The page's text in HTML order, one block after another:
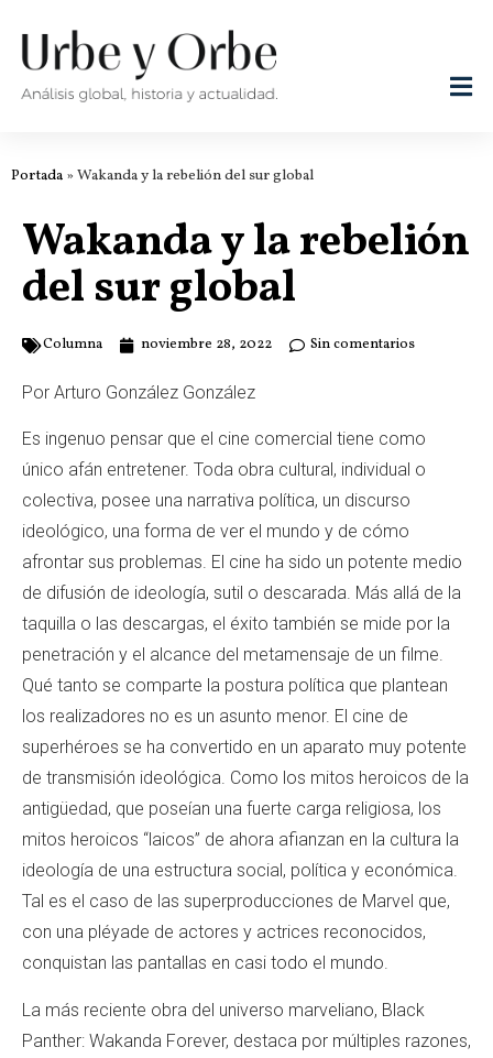
Portada » Wakanda y la rebelión del sur global
Wakanda y la rebelión
del sur global
Columna noviembre 28, 2022 Sin comentarios
Por Arturo González González
Es ingenuo pensar que el cine comercial tiene como
único afán entretener. Toda obra cultural, individual o
colectiva, posee una narrativa política, un discurso
ideológico, una forma de ver el mundo y de cómo
afrontar sus problemas. El cine ha sido un potente medio
de difusión de ideología, sutil o descarada. Más allá de la
taquilla o las descargas, el éxito también se mide por la
penetración y el alcance del metamensaje de un filme.
Qué tanto se comparte la postura política que plantean
los realizadores no es un asunto menor. El cine de
superhéroes se ha convertido en un aparato muy potente
de transmisión ideológica. Como los mitos heroicos de la
antigüedad, que poseían una fuerte carga religiosa, los
mitos heroicos “laicos” de ahora afianzan en la cultura la
ideología de una estructura social, política y económica.
Tal es el caso de las superproducciones de Marvel que,
con una pléyade de actores y actrices reconocidos,
conquistan las pantallas en casi todo el mundo.
La más reciente obra del universo marveliano, Black
Panther: Wakanda Forever, destaca por múltiples razones,